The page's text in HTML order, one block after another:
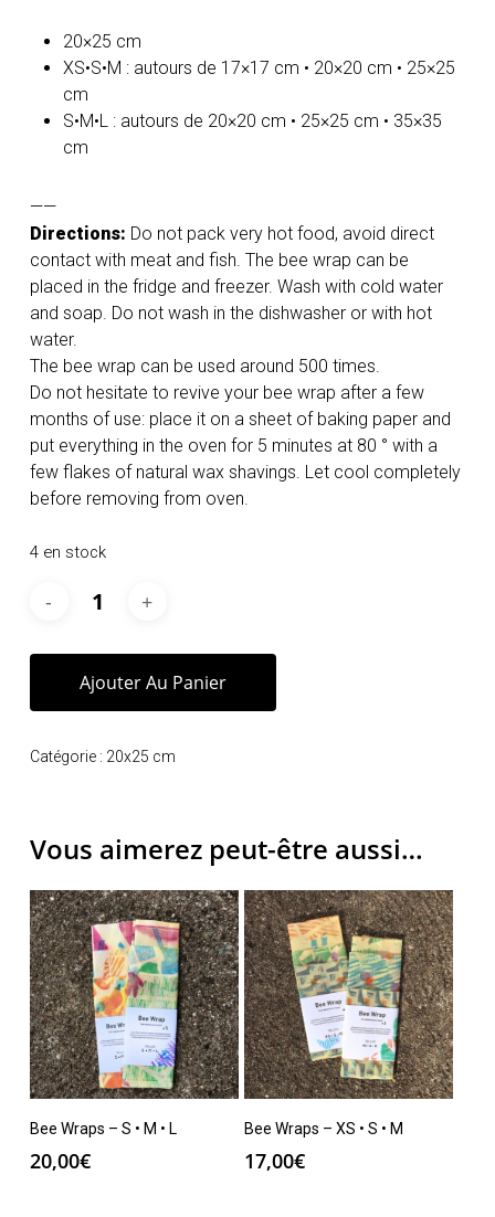
20×25 cm
XS•S•M : autours de 17×17 cm • 20×20 cm • 25×25
cm
S•M•L : autours de 20×20 cm • 25×25 cm • 35×35
cm
——
Directions: Do not pack very hot food, avoid direct
contact with meat and fish. The bee wrap can be
placed in the fridge and freezer. Wash with cold water
and soap. Do not wash in the dishwasher or with hot
water.
The bee wrap can be used around 500 times.
Do not hesitate to revive your bee wrap after a few
months of use: place it on a sheet of baking paper and
put everything in the oven for 5 minutes at 80 ° with a
few flakes of natural wax shavings. Let cool completely
before removing from oven.
4 en stock
Ajouter Au Panier
Catégorie : 20x25 cm
Vous aimerez peut-être aussi…
Ajouter Au Panier
Bee Wraps – S • M • L
20,00€
Ajouter Au Panier
Bee Wraps – XS • S • M
17,00€